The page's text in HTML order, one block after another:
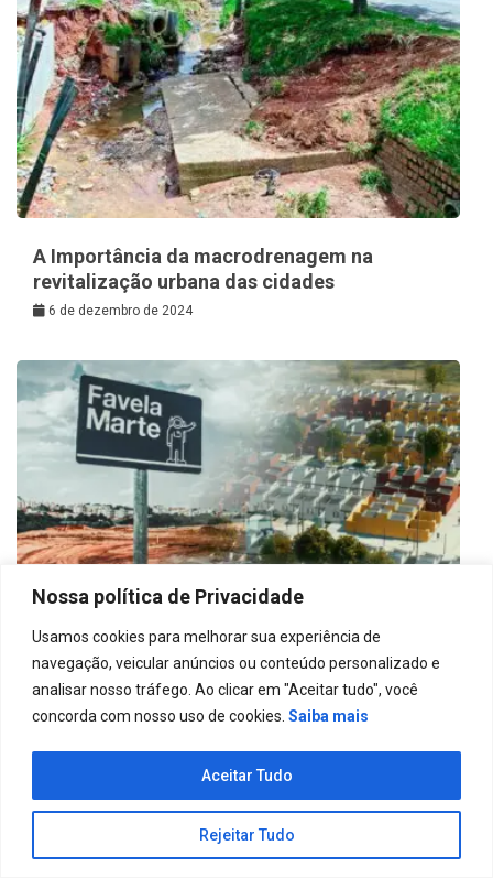
Nossa política de Privacidade
Usamos cookies para melhorar sua experiência de
navegação, veicular anúncios ou conteúdo personalizado e
analisar nosso tráfego. Ao clicar em "Aceitar tudo", você
concorda com nosso uso de cookies. Saiba mais
Rejeitar Tudo
Aceitar Tudo
A Importância da macrodrenagem na
revitalização urbana das cidades
6 de dezembro de 2024
Urbanização da Favela Marte:
transformação social e infraestrutura
Deixe um comentário